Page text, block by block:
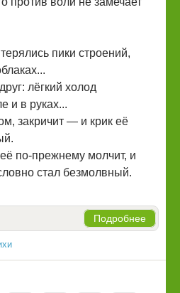
пики строений,
лёгкий холод
и в руках...
закричит — и крик её
по-прежнему молчит, и
стал безмолвный.
Подробнее